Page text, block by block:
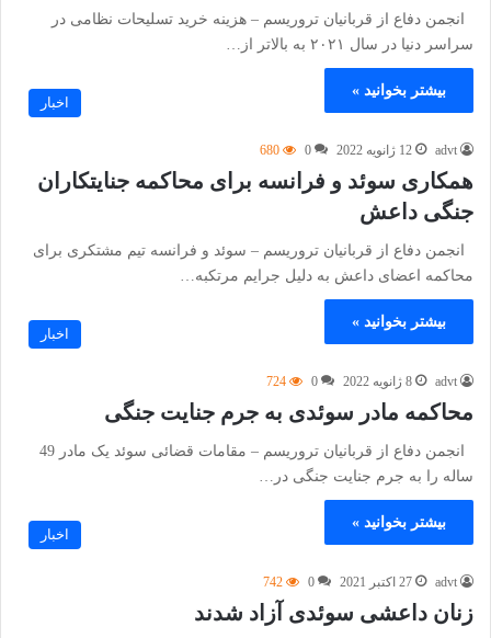
انجمن دفاع از قربانیان تروریسم – هزینه خرید تسلیحات نظامی در
سراسر دنیا در سال ۲۰۲۱ به بالاتر از…
بیشتر بخوانید »
اخبار
advt 12 ژانویه 2022 0
680
همکاری سوئد و فرانسه برای محاکمه جنایتکاران
جنگی داعش
انجمن دفاع از قربانیان تروریسم – سوئد و فرانسه تیم مشتکری برای
محاکمه اعضای داعش به دلیل جرایم مرتکبه…
بیشتر بخوانید »
اخبار
advt 8 ژانویه 2022 0
724
محاکمه مادر سوئدی به جرم جنایت جنگی
انجمن دفاع از قربانیان تروریسم – مقامات قضائی سوئد یک مادر 49
ساله را به جرم جنایت جنگی در…
بیشتر بخوانید »
اخبار
advt 27 اکتبر 2021 0
742
زنان داعشی سوئدی آزاد شدند